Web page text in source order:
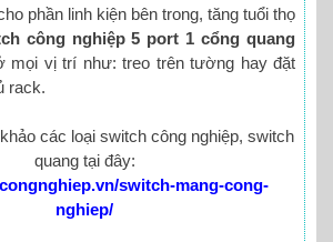
phần linh kiện bên trong, tăng tuổi thọ
công nghiệp 5 port 1 cổng quang
mọi vị trí như: treo trên tường hay đặt
rack.
các loại switch công nghiệp, switch
quang tại đây:
switch-mang-cong-
nghiep/